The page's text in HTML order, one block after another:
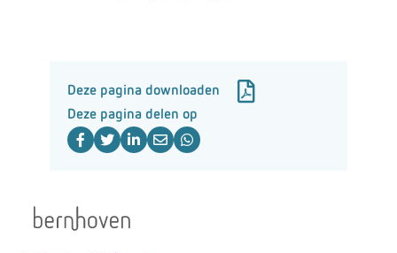
Deze pagina downloaden
Deze pagina delen op